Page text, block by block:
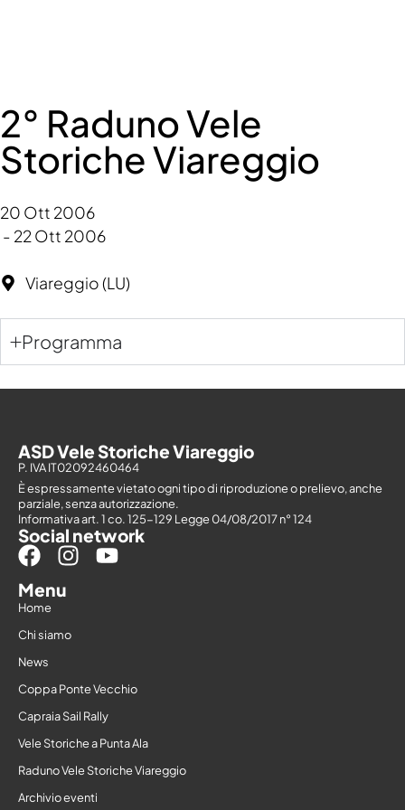
2° Raduno Vele
Storiche Viareggio
20 Ott 2006
- 22 Ott 2006
Viareggio (LU)
Programma
ASD Vele Storiche Viareggio
P. IVA IT02092460464
È espressamente vietato ogni tipo di riproduzione o prelievo, anche
parziale, senza autorizzazione.
Informativa art. 1 co. 125-129 Legge 04/08/2017 n° 124
Social network
Menu
Home
Chi siamo
News
Coppa Ponte Vecchio
Capraia Sail Rally
Vele Storiche a Punta Ala
Raduno Vele Storiche Viareggio
Archivio eventi